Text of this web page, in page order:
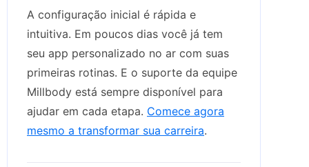
A configuração inicial é rápida e
intuitiva. Em poucos dias você já tem
seu app personalizado no ar com suas
primeiras rotinas. E o suporte da equipe
Millbody está sempre disponível para
ajudar em cada etapa. Comece agora
mesmo a transformar sua carreira.